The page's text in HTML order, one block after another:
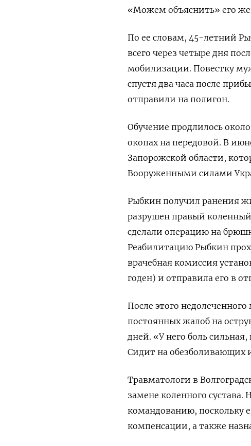
«Можем объяснить» его
По ее словам, 45-летний
всего через четыре дня
мобилизации. Повестку
спустя два часа после
отправили на полигон.
Обучение продлилось
окопах на передовой. В
Запорожской области,
Вооруженными силами
Рыбкин получил ранения
разрушен правый
сделали операцию на
Реабилитацию Рыбкин
врачебная комиссия
годен) и отправила его в
После этого
постоянных жалоб на
дней. «У него боль
Сидит на обезболивающих
Травматологи в
замене коленного
командованию, поскольку
компенсации, а также